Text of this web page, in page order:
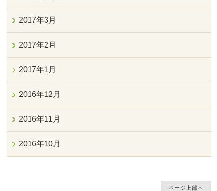
2017年3月
2017年2月
2017年1月
2016年12月
2016年11月
2016年10月
ページ上部へ